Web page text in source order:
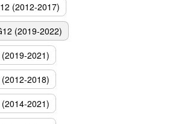
(2012-2017)
(2019-2022)
2021)
2018)
2021)